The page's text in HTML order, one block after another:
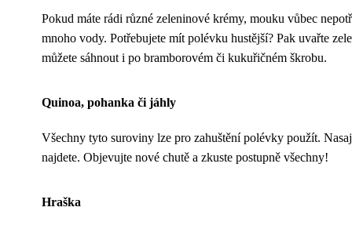
Pokud máte rádi různé zeleninové krémy, mouku vůbec
mnoho vody. Potřebujete mít polévku hustější? Pak uvařte
můžete sáhnout i po bramborovém či kukuřičném škrobu.
Quinoa, pohanka či jáhly
Všechny tyto suroviny lze pro zahuštění polévky použít.
najdete. Objevujte nové chutě a zkuste postupně všechny!
Hraška